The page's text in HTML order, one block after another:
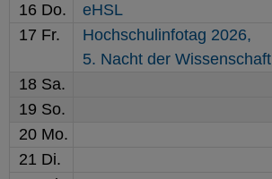
16 Do.
eHSL
17 Fr.
Hochschulinfotag 2026,
5. Nacht der Wissenschaft
18 Sa.
19 So.
20 Mo.
21 Di.